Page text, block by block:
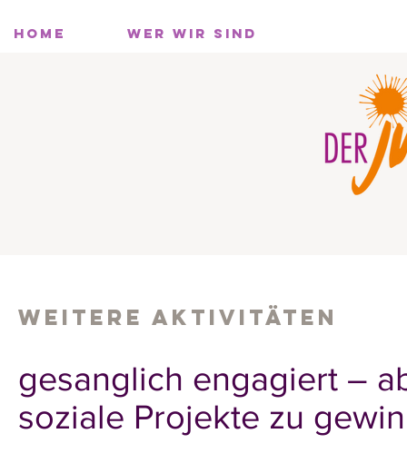
HOME WER WIR SIND
WEITERE AKTIVITÄTEN
gesanglich engagiert –
soziale Projekte zu